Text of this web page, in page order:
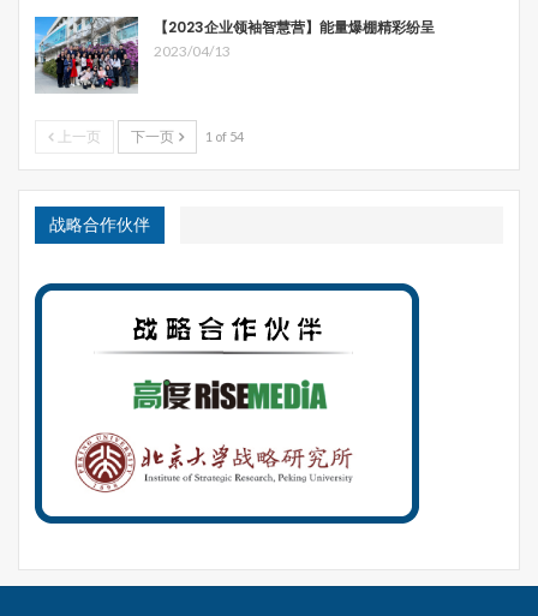
【2023企业领袖智慧营】能量爆棚精彩纷呈
2023/04/13
上一页 下一页 1 of 54
战略合作伙伴